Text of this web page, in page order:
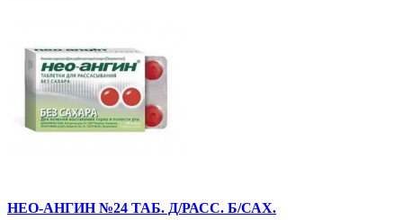
НЕО-АНГИН №24 ТАБ. Д/РАСС. Б/САХ.